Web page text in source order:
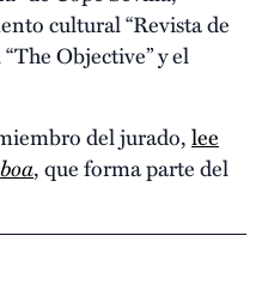
cultural “Revista de
Objective” y el
del jurado,lee
, que forma parte del